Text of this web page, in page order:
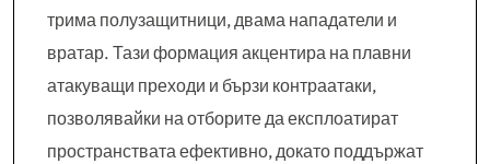
трима полузащитници, двама нападатели и
вратар. Тази формация акцентира на плавни
атакуващи преходи и бързи контраатаки,
позволявайки на отборите да експлоатират
пространствата ефективно, докато поддържат